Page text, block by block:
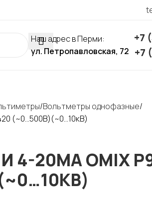
Наш адрес в Перми:
ул. Петропавловская, 72
+7
+7
Вольтметры однофазные
(~0…500В)(~0…10кВ)
4-20МА OMIX